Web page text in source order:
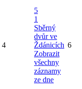
4
5
1
Sběrný
dvůr ve
Ždánicích
Zobrazit
všechny
záznamy
ze dne
6